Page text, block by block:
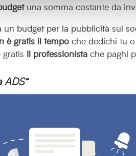
una somma costante da
budget per la pubblicità sul
è gratis il tempo che dedichi tu
il professionista che paghi